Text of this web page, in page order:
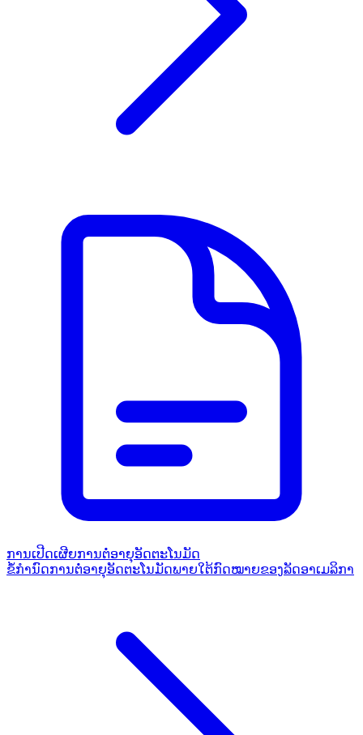
ການເປີດເຜີຍການຕໍ່ອາຍຸອັດຕະໂນມັດ
ຂໍ້ກຳນົດການຕໍ່ອາຍຸອັດຕະໂນມັດພາຍໃຕ້ກົດໝາຍຂອງລັດອາເມລິກາ